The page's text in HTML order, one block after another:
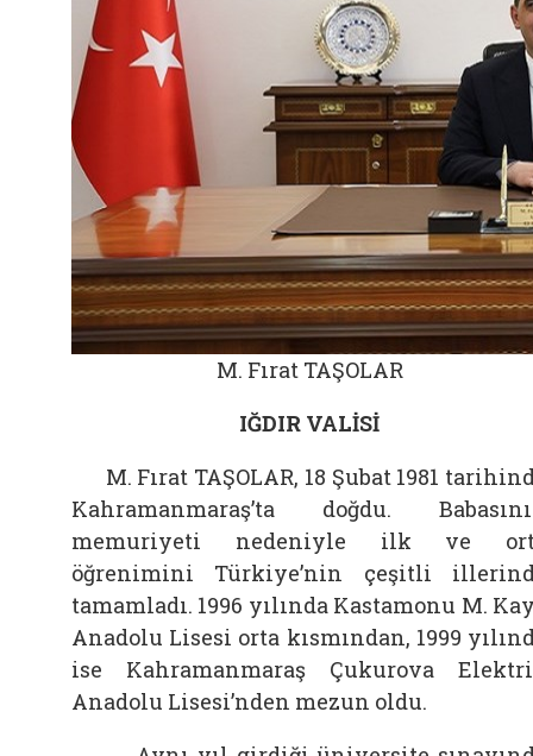
M. Fırat TAŞOLAR
IĞDIR VALİSİ
M. Fırat TAŞOLAR, 18 Şubat 1981
Kahramanmaraş’ta doğdu.
memuriyeti nedeniyle ilk ve
öğrenimini Türkiye’nin çeşitli
tamamladı. 1996 yılında Kastamonu M.
Anadolu Lisesi orta kısmından, 1999
ise Kahramanmaraş Çukurova
Anadolu Lisesi’nden mezun oldu.